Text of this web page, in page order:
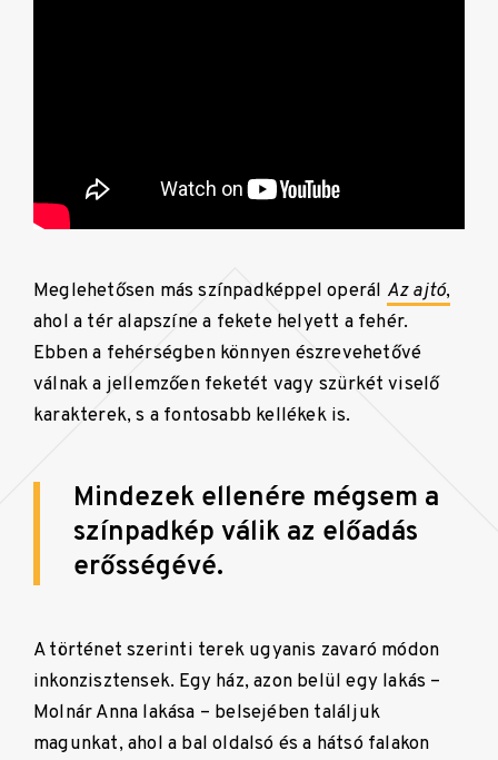
Meglehetősen más színpadképpel operál Az ajtó,
ahol a tér alapszíne a fekete helyett a fehér.
Ebben a fehérségben könnyen észrevehetővé
válnak a jellemzően feketét vagy szürkét viselő
karakterek, s a fontosabb kellékek is.
Mindezek ellenére mégsem a
színpadkép válik az előadás
erősségévé.
A történet szerinti terek ugyanis zavaró módon
inkonzisztensek. Egy ház, azon belül egy lakás –
Molnár Anna lakása – belsejében találjuk
magunkat, ahol a bal oldalsó és a hátsó falakon